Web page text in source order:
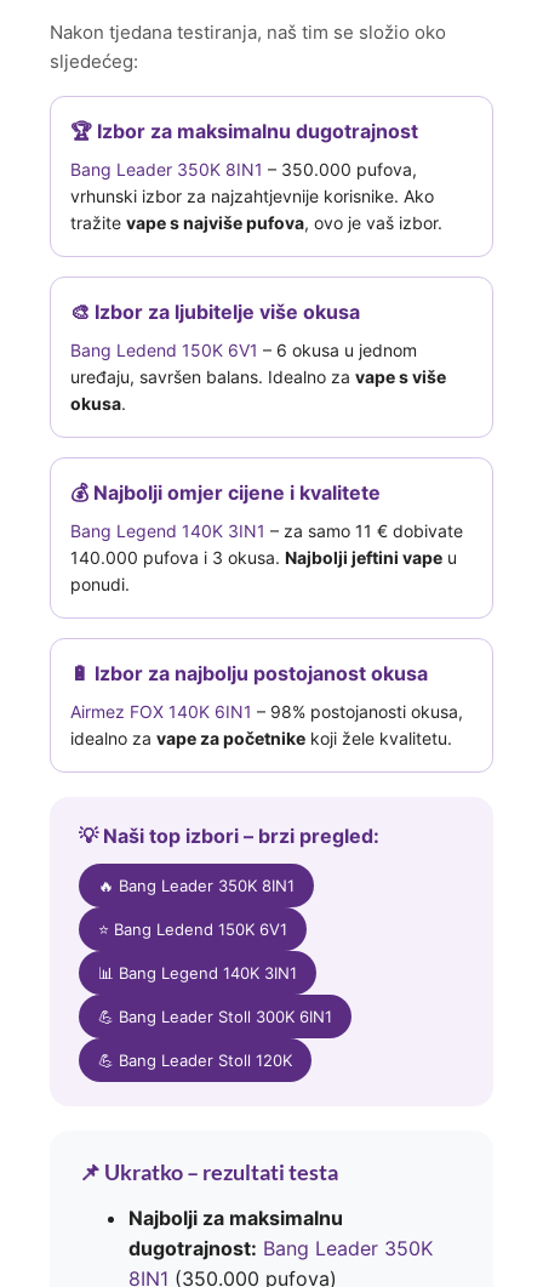
Nakon tjedana testiranja, naš tim se složio oko
sljedećeg:
🏆 Izbor za maksimalnu dugotrajnost
Bang Leader 350K 8IN1 – 350.000 pufova,
vrhunski izbor za najzahtjevnije korisnike. Ako
tražite vape s najviše pufova, ovo je vaš izbor.
🎨 Izbor za ljubitelje više okusa
Bang Ledend 150K 6V1 – 6 okusa u jednom
uređaju, savršen balans. Idealno za vape s više
okusa.
💰 Najbolji omjer cijene i kvalitete
Bang Legend 140K 3IN1 – za samo 11 € dobivate
140.000 pufova i 3 okusa. Najbolji jeftini vape u
ponudi.
🔋 Izbor za najbolju postojanost okusa
Airmez FOX 140K 6IN1 – 98% postojanosti okusa,
idealno za vape za početnike koji žele kvalitetu.
💡 Naši top izbori – brzi pregled:
🔥 Bang Leader 350K 8IN1
⭐ Bang Ledend 150K 6V1
📊 Bang Legend 140K 3IN1
💪 Bang Leader Stoll 300K 6IN1
💪 Bang Leader Stoll 120K
📌 Ukratko – rezultati testa
Najbolji za maksimalnu
dugotrajnost: Bang Leader 350K
8IN1 (350.000 pufova)